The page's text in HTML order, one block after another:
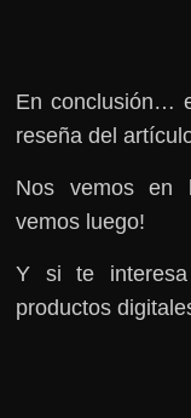
En conclusión…
reseña del
Nos vemos en
vemos luego!
Y si te
productos